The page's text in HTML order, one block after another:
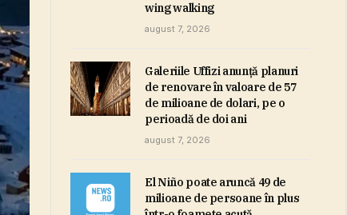
wing walking
august 7, 2026
Galeriile Uffizi anunţă planuri
de renovare în valoare de 57
de milioane de dolari, pe o
perioadă de doi ani
august 7, 2026
El Niño poate aruncă 49 de
milioane de persoane în plus